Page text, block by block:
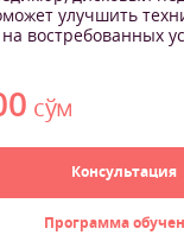
улучшить
востребованных
сўм
Консультация
Программа